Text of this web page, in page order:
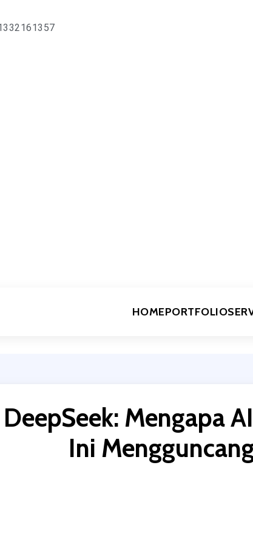
HOMEPORTFOLIO
DeepSeek: Mengapa
Ini